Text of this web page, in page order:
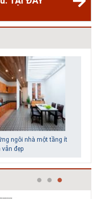
ngôi nhà một tầng ít
vẫn đẹp